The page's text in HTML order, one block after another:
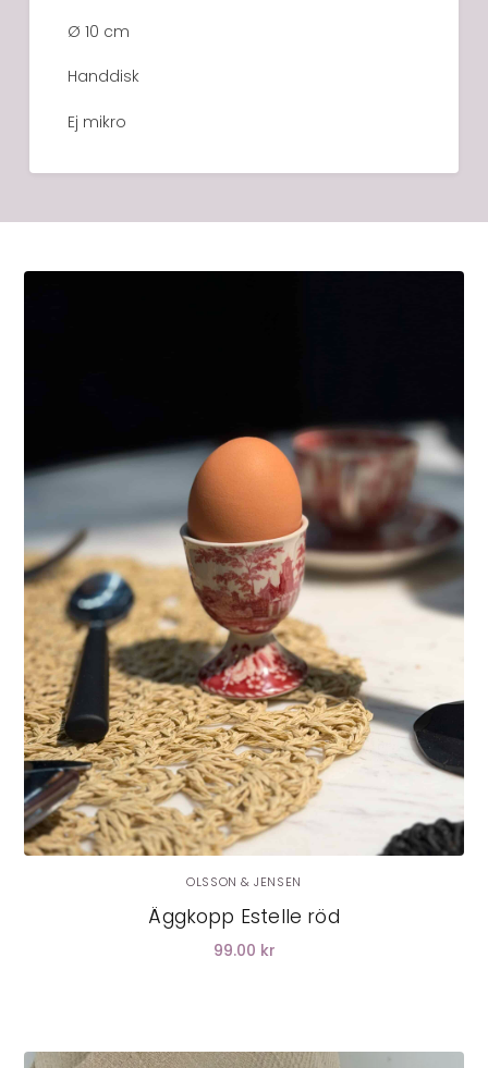
Ø 10 cm
Handdisk
Ej mikro
OLSSON & JENSEN
Äggkopp Estelle röd
99.00 kr